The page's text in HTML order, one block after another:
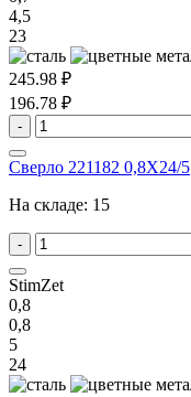
4,5
23
245.98 ₽
196.78 ₽
-
Сверло 221182 0,8X24/5
На складе: 15
-
StimZet
0,8
0,8
5
24